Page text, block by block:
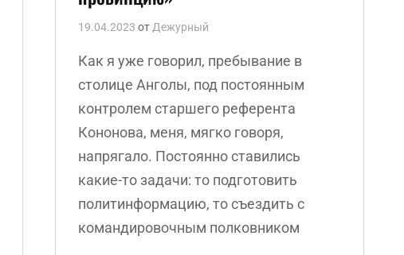
19.04.2023 от Дежурный
Как я уже говорил, пребывание в
столице Анголы, под постоянным
контролем старшего референта
Кононова, меня, мягко говоря,
напрягало. Постоянно ставились
какие-то задачи: то подготовить
политинформацию, то съездить с
командировочным полковником